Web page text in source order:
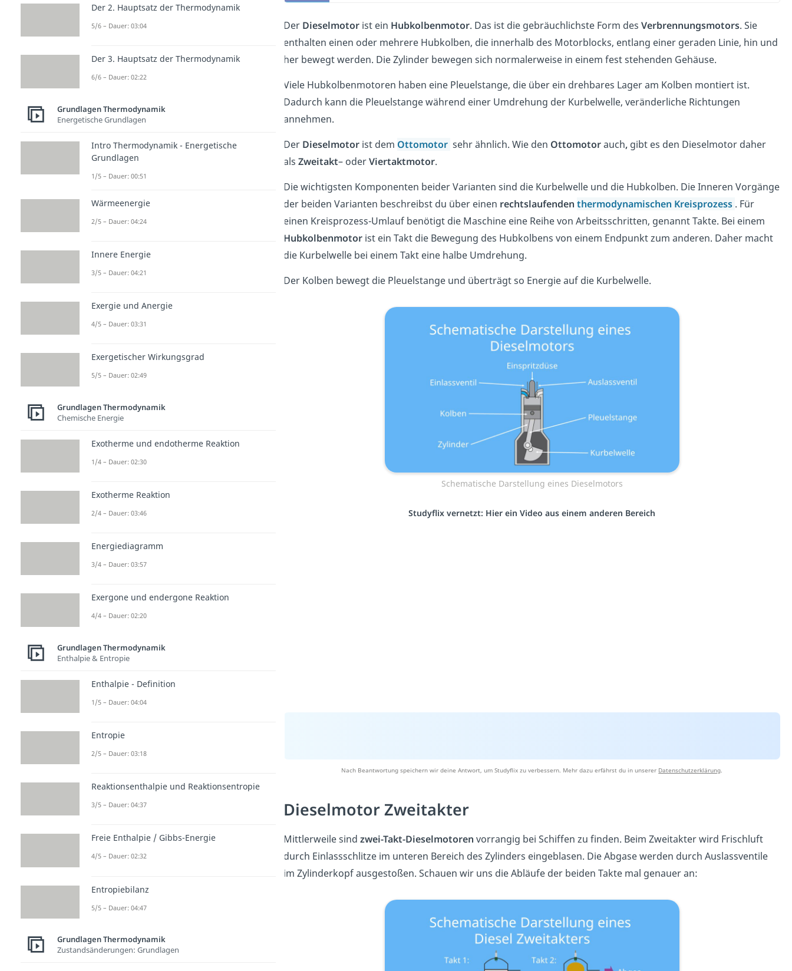
Der Dieselmotor ist ein Hubkolbenmotor. Das ist die gebräuchlichste Form desVerbrennungsmotors. Sie
enthalten einen oder mehrere Hubkolben, die innerhalb des Motorblocks, entlang einer geraden Linie, hin und
her bewegt werden. Die Zylinder bewegen sich normalerweise in einem fest stehenden Gehäuse.
Viele Hubkolbenmotoren haben eine Pleuelstange, die über ein drehbares Lager am Kolben montiert ist.
Dadurch kann die Pleuelstange während einer Umdrehung der Kurbelwelle, veränderliche Richtungen
annehmen.
Der Dieselmotor ist dem Ottomotor sehr ähnlich. Wie den Ottomotorauch, gibt es den Dieselmotor daher
alsZweitakt– oderViertaktmotor.
Die wichtigsten Komponenten beider Varianten sind die Kurbelwelle und die Hubkolben. Die Inneren Vorgänge
der beiden Varianten beschreibst du über einen rechtslaufendenthermodynamischen Kreisprozess . Für
einen Kreisprozess-Umlauf benötigt die Maschine eine Reihe von Arbeitsschritten, genannt Takte. Bei einem
Hubkolbenmotor ist ein Takt die Bewegung des Hubkolbens von einem Endpunkt zum anderen. Daher macht
die Kurbelwelle bei einem Takt eine halbe Umdrehung.
Der Kolben bewegt die Pleuelstange und überträgt so Energie auf die Kurbelwelle.
Schematische Darstellung eines Dieselmotors
Studyflix vernetzt: Hier ein Video aus einem anderen Bereich
Nach Beantwortung speichern wir deine Antwort, um Studyflix zu verbessern. Mehr dazu erfährst du in unserer Datenschutzerklärung.
Dieselmotor Zweitakter
Mittlerweile sindzwei-Takt-Dieselmotoren vorrangig bei Schiffen zu finden. Beim Zweitakter wird Frischluft
durch Einlassschlitze im unteren Bereich des Zylinders eingeblasen. Die Abgase werden durch Auslassventile
im Zylinderkopf ausgestoßen. Schauen wir uns die Abläufe der beiden Takte mal genauer an:
Der 2. Hauptsatz der Thermodynamik
5/6 – Dauer: 03:04
Der 3. Hauptsatz der Thermodynamik
6/6 – Dauer: 02:22
Grundlagen Thermodynamik
Energetische Grundlagen
Intro Thermodynamik - Energetische
Grundlagen
1/5 – Dauer: 00:51
Wärmeenergie
2/5 – Dauer: 04:24
Innere Energie
3/5 – Dauer: 04:21
Exergie und Anergie
4/5 – Dauer: 03:31
Exergetischer Wirkungsgrad
5/5 – Dauer: 02:49
Grundlagen Thermodynamik
Chemische Energie
Exotherme und endotherme Reaktion
1/4 – Dauer: 02:30
Exotherme Reaktion
2/4 – Dauer: 03:46
Energiediagramm
3/4 – Dauer: 03:57
Exergone und endergone Reaktion
4/4 – Dauer: 02:20
Grundlagen Thermodynamik
Enthalpie & Entropie
Enthalpie - Definition
1/5 – Dauer: 04:04
Entropie
2/5 – Dauer: 03:18
Reaktionsenthalpie und Reaktionsentropie
3/5 – Dauer: 04:37
Freie Enthalpie / Gibbs-Energie
4/5 – Dauer: 02:32
Entropiebilanz
5/5 – Dauer: 04:47
Grundlagen Thermodynamik
Zustandsänderungen: Grundlagen